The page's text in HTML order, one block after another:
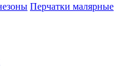
Перчатки малярные